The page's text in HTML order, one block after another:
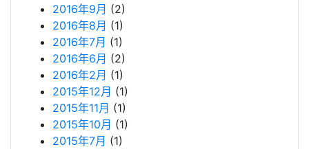
2016年9月 (2)
2016年8月 (1)
2016年7月 (1)
2016年6月 (2)
2016年2月 (1)
2015年12月 (1)
2015年11月 (1)
2015年10月 (1)
2015年7月 (1)